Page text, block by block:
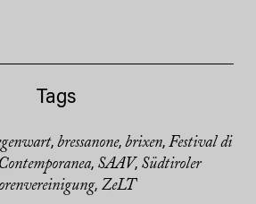
Tags
, bressanone, brixen, Festival di
, SAAV, Südtiroler
, ZeLT